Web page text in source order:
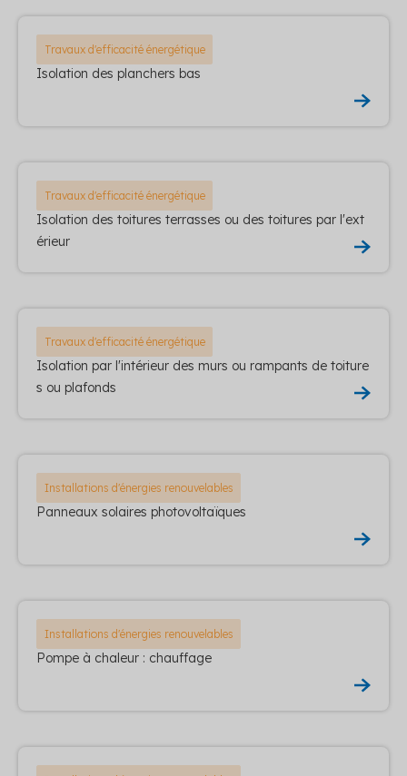
Travaux d'efficacité énergétique
Isolation des planchers bas
Travaux d'efficacité énergétique
Isolation des toitures terrasses ou des toitures par l'ext
érieur
Travaux d'efficacité énergétique
Isolation par l'intérieur des murs ou rampants de toiture
s ou plafonds
Installations d'énergies renouvelables
Panneaux solaires photovoltaïques
Installations d'énergies renouvelables
Pompe à chaleur : chauffage